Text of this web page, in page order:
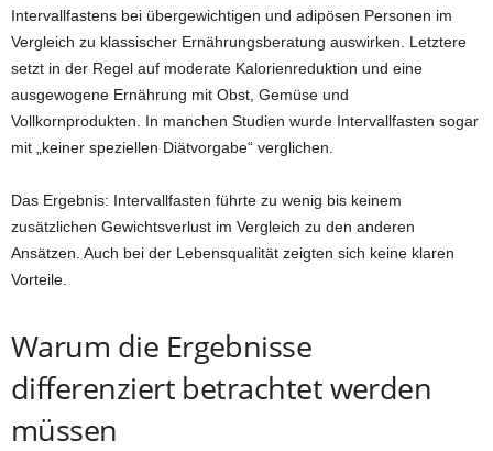
Intervallfastens bei übergewichtigen und adipösen Personen im
Vergleich zu klassischer Ernährungsberatung auswirken. Letztere
setzt in der Regel auf moderate Kalorienreduktion und eine
ausgewogene Ernährung mit Obst, Gemüse und
Vollkornprodukten. In manchen Studien wurde Intervallfasten sogar
mit „keiner speziellen Diätvorgabe“ verglichen.
Das Ergebnis: Intervallfasten führte zu wenig bis keinem
zusätzlichen Gewichtsverlust im Vergleich zu den anderen
Ansätzen. Auch bei der Lebensqualität zeigten sich keine klaren
Vorteile.
Warum die Ergebnisse
differenziert betrachtet werden
müssen